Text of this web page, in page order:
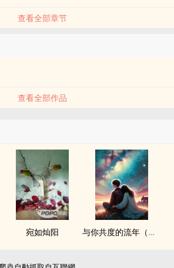
指导，聊天更欢迎wwwww
查看全部章节
查看全部作品
宛如灿阳 与你共度的流年（短篇）